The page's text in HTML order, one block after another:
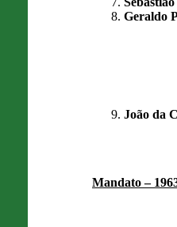
Geraldo
João da
Mandato –